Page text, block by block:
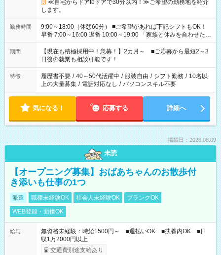
≪自宅からドアtoドアで30分以内！≫ご希望の勤務地を紹介
します。
勤務時間
9:00～18:00（休憩60分） ■ご希望があれば下記シフトもOK！
早番 7:00～16:00 遅番 10:00～19:00 「家族と休みを合わせた
い」 「余裕を持って夕飯の準備がしたい」 「できれば残業はし
たくない」 など、ご希望を教えてくださいね。 ※Wワーク希望
の方へ 今ご覧のお仕事で希望する勤務時間と、もう1つのお仕事
の勤務時間。 合計で週40時間を超える場合は応募できません。
期間
【現在も積極採用中！急募！】2カ月～ ■ご応募から最短2～3
日後の就業も相談可能です！
特徴 履歴書不要 / 40～50代活躍中 / 服装自由 / シフト勤務 / 10名以
上の大量募集 / 電話対応なし / パソコンスキル不要
気になる！ 応募する 詳細へ
掲載日：2026.08.09
未読
【オープニング募集】おばあちゃんのお散歩付
き添いも仕事の1つ
派遣 職種未経験OK 社会人未経験OK
ブランクOK
WEB登録・面接OK
給与
無資格未経験：時給1500円～ ■週払いOK ■扶養内OK ■日
収1万2000円以上
交通費別途支給あり